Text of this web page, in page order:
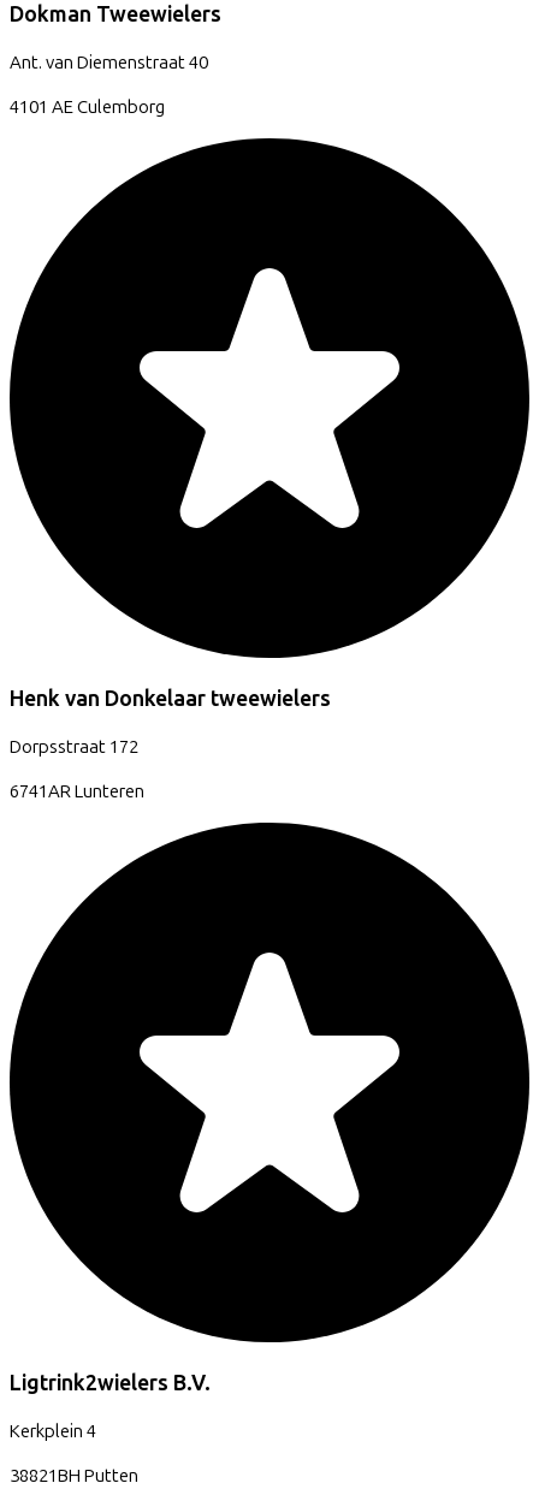
Dokman Tweewielers
Ant. van Diemenstraat40
4101 AECulemborg
Henk van Donkelaar tweewielers
Dorpsstraat 172
6741ARLunteren
Ligtrink2wielers B.V.
Kerkplein 4
38821BH Putten